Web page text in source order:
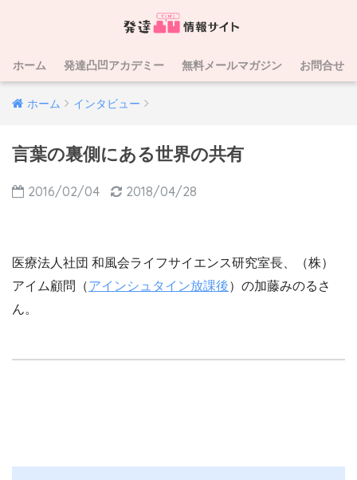
ホーム 発達凸凹アカデミー 無料メールマガジン お問合せ
ホーム インタビュー
言葉の裏側にある世界の共有
2016/02/04 2018/04/28
医療法人社団 和風会ライフサイエンス研究室長、（株）
アイム顧問（アインシュタイン放課後）の加藤みのるさ
ん。